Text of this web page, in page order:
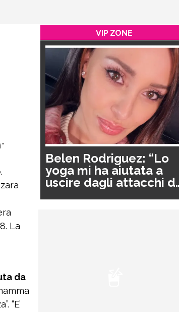
.
La
da
“E’
VIP ZONE
Belen Rodriguez: “Lo
yoga mi ha aiutata a
uscire dagli attacchi di